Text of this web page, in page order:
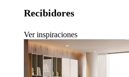
Recibidores
Ver inspiraciones